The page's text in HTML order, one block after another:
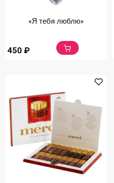
«Я тебя люблю»
450 ₽